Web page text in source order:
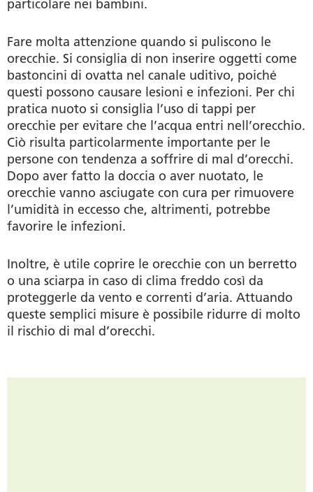
particolare nei bambini.
Fare molta attenzione quando si puliscono le
orecchie. Si consiglia di non inserire oggetti come
bastoncini di ovatta nel canale uditivo, poiché
questi possono causare lesioni e infezioni. Per chi
pratica nuoto si consiglia l’uso di tappi per
orecchie per evitare che l’acqua entri nell’orecchio.
Ciò risulta particolarmente importante per le
persone con tendenza a soffrire di mal d’orecchi.
Dopo aver fatto la doccia o aver nuotato, le
orecchie vanno asciugate con cura per rimuovere
l’umidità in eccesso che, altrimenti, potrebbe
favorire le infezioni.
Inoltre, è utile coprire le orecchie con un berretto
o una sciarpa in caso di clima freddo così da
proteggerle da vento e correnti d’aria. Attuando
queste semplici misure è possibile ridurre di molto
il rischio di mal d’orecchi.